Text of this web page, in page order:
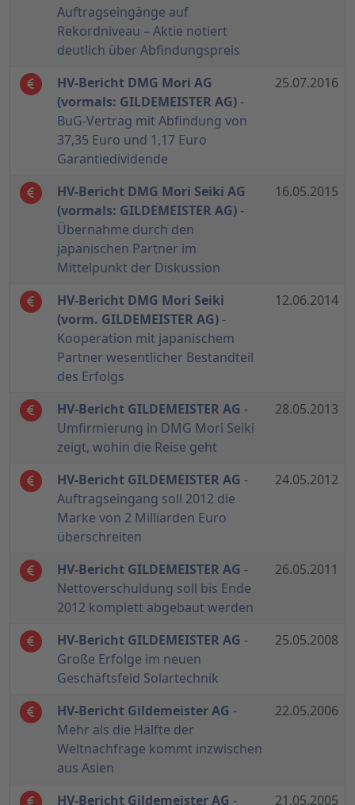
Auftragseingänge auf
Rekordniveau – Aktie notiert
deutlich über Abfindungspreis
HV-Bericht DMG Mori AG
(vormals: GILDEMEISTER AG)-
BuG-Vertrag mit Abfindung von
37,35 Euro und 1,17 Euro
Garantiedividende
25.07.2016
HV-Bericht DMG Mori Seiki AG
(vormals: GILDEMEISTER AG) -
Übernahme durch den
japanischen Partner im
Mittelpunkt der Diskussion
16.05.2015
HV-Bericht DMG Mori Seiki
(vorm. GILDEMEISTER AG)-
Kooperation mit japanischem
Partner wesentlicher Bestandteil
des Erfolgs
12.06.2014
HV-Bericht GILDEMEISTER AG -
Umfirmierung in DMG Mori Seiki
zeigt, wohin die Reise geht
28.05.2013
HV-Bericht GILDEMEISTER AG -
Auftragseingang soll 2012 die
Marke von 2 Milliarden Euro
überschreiten
24.05.2012
HV-Bericht GILDEMEISTER AG -
Nettoverschuldung soll bis Ende
2012 komplett abgebaut werden
26.05.2011
HV-Bericht GILDEMEISTER AG -
Große Erfolge im neuen
Geschäftsfeld Solartechnik
25.05.2008
HV-Bericht Gildemeister AG -
Mehr als die Hälfte der
Weltnachfrage kommt inzwischen
aus Asien
22.05.2006
HV-Bericht Gildemeister AG - 21.05.2005